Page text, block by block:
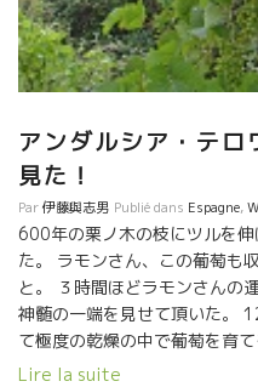
アンダルシア・テロ
見た！
Par伊藤與志男 Publié dans Espagne,
600年の栗ノ木の枝にツルを
た。 ラモンさん、この葡萄も
と。 ３時間ほどラモンさんの
神髄の一端を見せて頂いた。
て極度の乾燥の中で葡萄を育
る。 ラモンさんのあのキリっ
Lire la suite